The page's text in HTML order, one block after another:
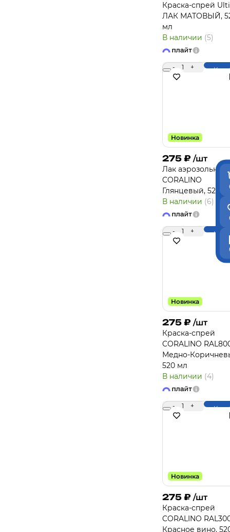
Краска-спрей
ЛАК МАТОВЫЙ,
мл
В наличии (5)
- 1 +
Новинка
275 ₽ /шт
Лак аэрозольный
CORALINO
Глянцевый, 520
В наличии (6)
- 1 +
Новинка
275 ₽ /шт
Краска-спрей
CORALINO
Медно-
520 мл
В наличии (4)
- 1 +
Новинка
275 ₽ /шт
Краска-спрей
CORALINO
Красное вино,